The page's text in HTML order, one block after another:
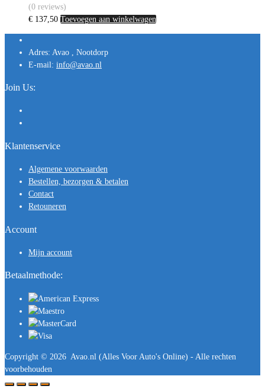
(0 reviews)
€ 137,50 Toevoegen aan winkelwagen
Adres: Avao , Nootdorp
E-mail: info@avao.nl
Join Us:
Klantenservice
Algemene voorwaarden
Bestellen, bezorgen & betalen
Contact
Retouneren
Account
Mijn account
Betaalmethode:
Copyright © 2026 Avao.nl (Alles Voor Auto's Online) - Alle rechten
voorbehouden